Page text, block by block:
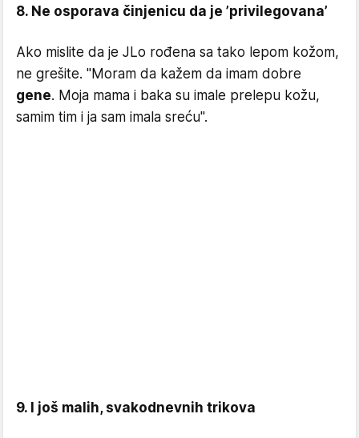
8. Ne osporava činjenicu da je ’privilegovana’
Ako mislite da je JLo rođena sa tako lepom kožom,
ne grešite. ''Moram da kažem da imam dobre
gene. Moja mama i baka su imale prelepu kožu,
samim tim i ja sam imala sreću''.
9. I još malih, svakodnevnih trikova